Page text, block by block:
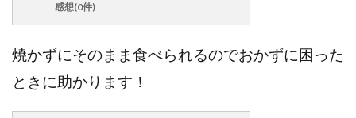
感想(0件)
焼かずにそのまま食べられるのでおかずに困った
ときに助かります！